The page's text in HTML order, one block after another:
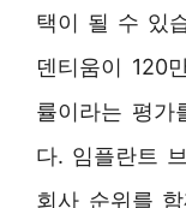
택이 될 수 있
덴티움이 120
률이라는 평가
다. 임플란트
회사 순위를